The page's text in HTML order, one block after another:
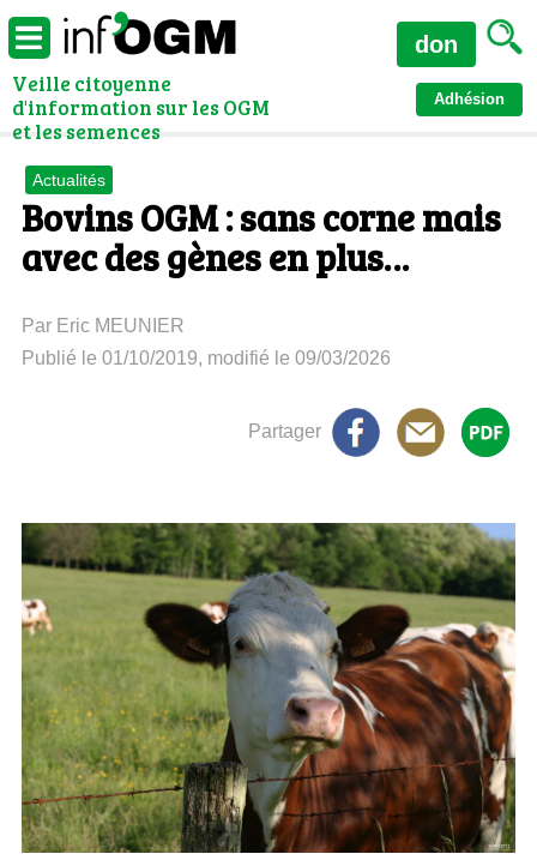
Veille citoyenne
d'information sur les OGM
et les semences
Adhésion
don
Actualités
Bovins OGM : sans corne mais
avec des gènes en plus…
Par Eric MEUNIER
Publié le 01/10/2019, modifié le 09/03/2026
Partager